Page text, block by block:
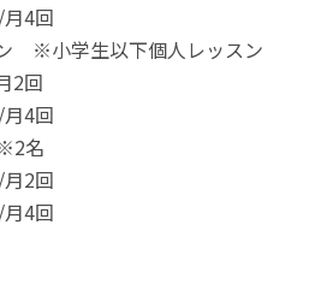
4回
※小学生以下個人レッスン
2回
4回
名
2回
4回